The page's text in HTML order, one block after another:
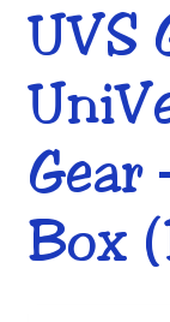
UVS
Gear
Box